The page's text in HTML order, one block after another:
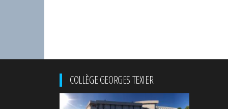
COLLÈGE GEORGES TEXIER